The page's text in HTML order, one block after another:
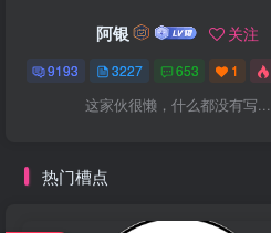
阿银 关注
9193 3227 653 1
这家伙很懒，什么都没有写...
热门槽点